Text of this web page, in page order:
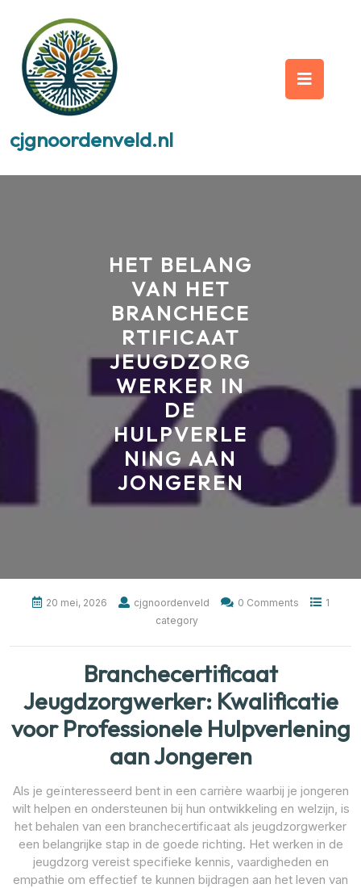
content
cjgnoordenveld.nl
HET BELANG
VAN HET
BRANCHECE
RTIFICAAT
JEUGDZORG
WERKER IN
DE
HULPVERLE
NING AAN
JONGEREN
20 mei, 2026 cjgnoordenveld 0 Comments
1
category
Branchecertificaat
Jeugdzorgwerker: Kwalificatie
voor Professionele Hulpverlening
aan Jongeren
Als je geïnteresseerd bent in een carrière waarbij je jongeren
wilt helpen en ondersteunen bij hun ontwikkeling en welzijn, is
het behalen van een branchecertificaat als jeugdzorgwerker
een belangrijke stap in de goede richting. Het werken in de
jeugdzorg vereist specifieke kennis, vaardigheden en
empathie om effectief te kunnen bijdragen aan het leven van